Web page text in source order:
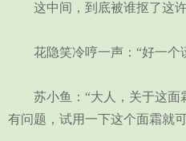
这中间，到底被谁抠了这许
花隐笑冷哼一声：“好一个谎
苏小鱼：“大人，关于这面霜
有问题，试用一下这个面霜就